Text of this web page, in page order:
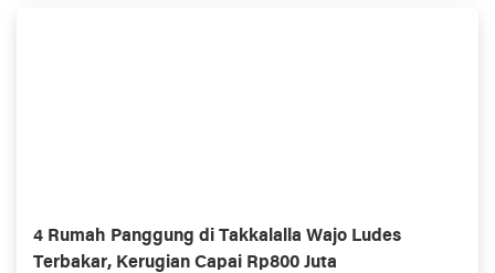
4 Rumah Panggung di Takkalalla Wajo Ludes
Terbakar, Kerugian Capai Rp800 Juta